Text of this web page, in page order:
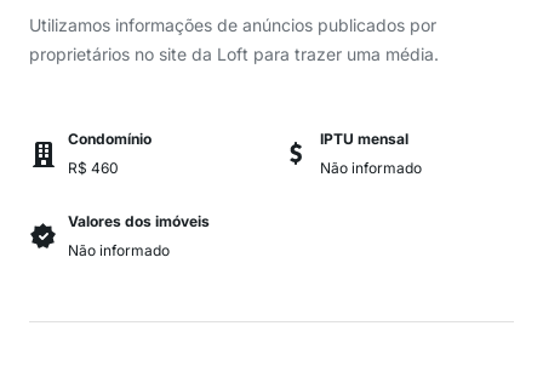
Utilizamos informações de anúncios publicados por
proprietários no site da Loft para trazer uma média.
Condomínio
R$ 460
IPTU mensal
Não informado
Valores dos imóveis
Não informado